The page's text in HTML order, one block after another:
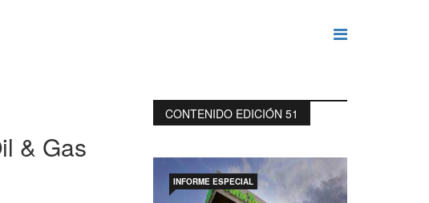
& Gas
CONTENIDO EDICIÓN 51
INFORME ESPECIAL